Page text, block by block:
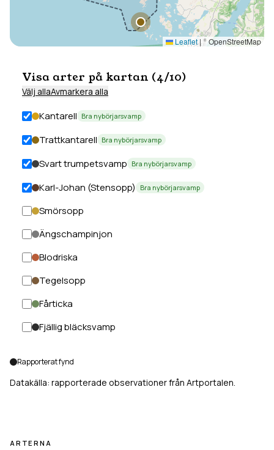
Leaflet |© OpenStreetMap
Visa arter på kartan (4/10)
Välj allaAvmarkera alla
Kantarell Bra nybörjarsvamp
Trattkantarell Bra nybörjarsvamp
Svart trumpetsvamp Bra nybörjarsvamp
Karl-Johan (Stensopp) Bra nybörjarsvamp
Smörsopp
Ängschampinjon
Blodriska
Tegelsopp
Fårticka
Fjällig bläcksvamp
Rapporterat fynd
Datakälla: rapporterade observationer från Artportalen.
ARTERNA